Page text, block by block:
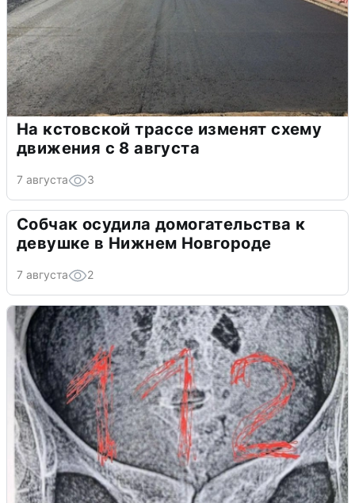
На кстовской трассе изменят схему
движения с 8 августа
7 августа 3
Собчак осудила домогательства к
девушке в Нижнем Новгороде
7 августа 2